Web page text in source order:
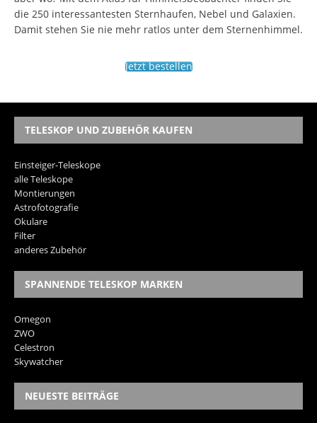
die 250 interessantesten Sternhaufen, Nebel und Galaxien.
Damit stehen Sie nie mehr ratlos unter dem Sternenhimmel.
Jetzt bestellen
TELESKOP UND ZUBEHÖR KAUFEN
Einsteiger-Teleskope
alle Teleskope
Montierungen
Astrofotografie
Okulare
Filter
anderes Zubehör
SPANNENDE TELESKOP MARKEN
Omegon
ZWO
Celestron
Skywatcher
NEUESTE BEITRÄGE